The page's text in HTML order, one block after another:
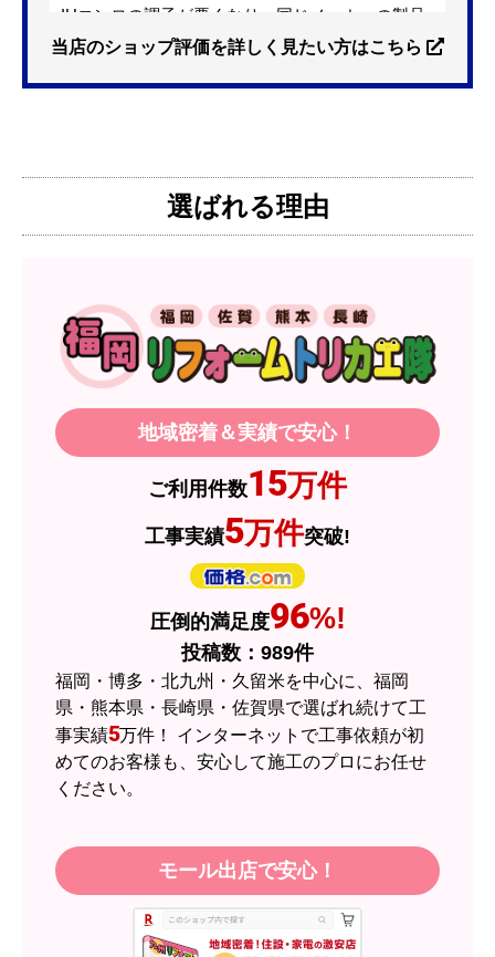
IHコンロの調子が悪くなり、同じメーカーの製品
を探していました。ただ、3口から2口のものへ変
は需要が少なく製品によっては割高になるとのこ
ろ、希望した製品が量販店よりかなり安い価格で
あったので購入いたしました。
【その他感想・コメント】
製品価格もですが、設置や保証なども充実してい
るので、今後も頼りになるショップの一つです。
2026年7月3日 19:01
欲しい商品をスムーズに注文できましたか？
ショップからの連絡や対応は適切でしたか？
予定の期日までに商品が届きましたか？
はい
商品の梱包は必要十分なものでしたか？
はい
またこのショップを利用したいですか？
【注文商品】エアコン・クーラー 【注
文時期】2026年05月頃（モバイルから）
当店のショップ評価を詳しく見たい方はこちら
選ばれる理由
地域密着＆実績で安心！
ご利用件数15万件
工事実績5万件突破!
圧倒的満足度96%!
投稿数： 989件
福岡・博多・北九州・久留米を中心に、福岡
県・熊本県・長崎県・佐賀県で選ばれ続けて工
事実績5万件！ インターネットで工事依頼が初
めてのお客様も、安心して施工のプロにお任せ
ください。
モール出店で安心！